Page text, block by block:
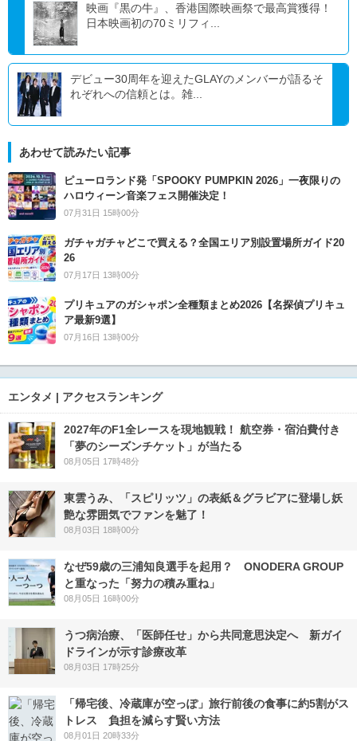
映画『黒の牛』、香港国際映画祭で最高賞獲得！
日本映画初の70ミリフィ...
デビュー30周年を迎えたGLAYのメンバーが語るそ
れぞれへの信頼とは。雑...
あわせて読みたい記事
ピューロランド発「SPOOKY PUMPKIN 2026」一夜限りの
ハロウィーン音楽フェス開催決定！
07月31日 15時00分
ガチャガチャどこで買える？全国エリア別設置場所ガイド20
26
07月17日 13時00分
プリキュアのガシャポン全種類まとめ2026【名探偵プリキュ
ア最新9選】
07月16日 13時00分
エンタメ | アクセスランキング
2027年のF1全レースを現地観戦！ 航空券・宿泊費付き
「夢のシーズンチケット」が当たる
08月05日 17時48分
東雲うみ、「スピリッツ」の表紙＆グラビアに登場し妖
艶な雰囲気でファンを魅了！
08月03日 18時00分
なぜ59歳の三浦知良選手を起用？ ONODERA GROUP
と重なった「努力の積み重ね」
08月05日 16時00分
うつ病治療、「医師任せ」から共同意思決定へ 新ガイ
ドラインが示す診療改革
08月03日 17時25分
「帰宅後、冷蔵庫が空っぽ」旅行前後の食事に約5割がス
トレス 負担を減らす賢い方法
08月01日 20時33分